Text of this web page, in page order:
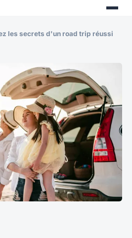
les secrets d'un road trip réussi